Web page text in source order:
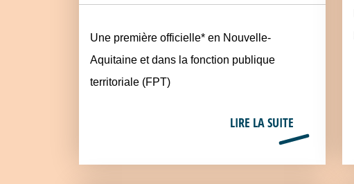
Une première officielle* en Nouvelle-
Aquitaine et dans la fonction publique
territoriale (FPT)
LIRE LA SUITE